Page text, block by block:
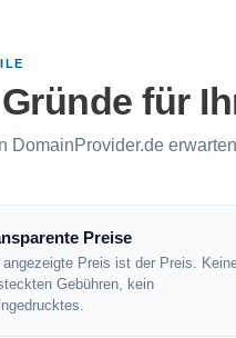
für
DomainProvider.de
Preise
angezeigte Preis ist der Preis.
Gebühren, kein